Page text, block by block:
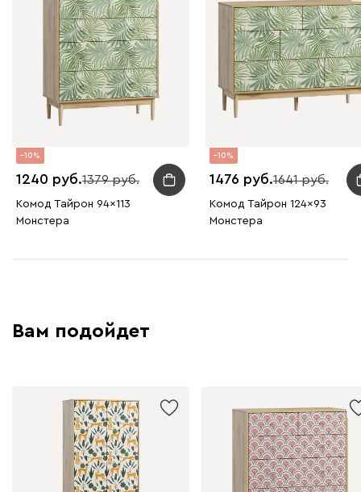
10
1240 1379
Комод Тайрон 94x113
Монстера ​
10
1476 1641
Комод Тайрон 124x93
Монстера ​
Вам подойдет